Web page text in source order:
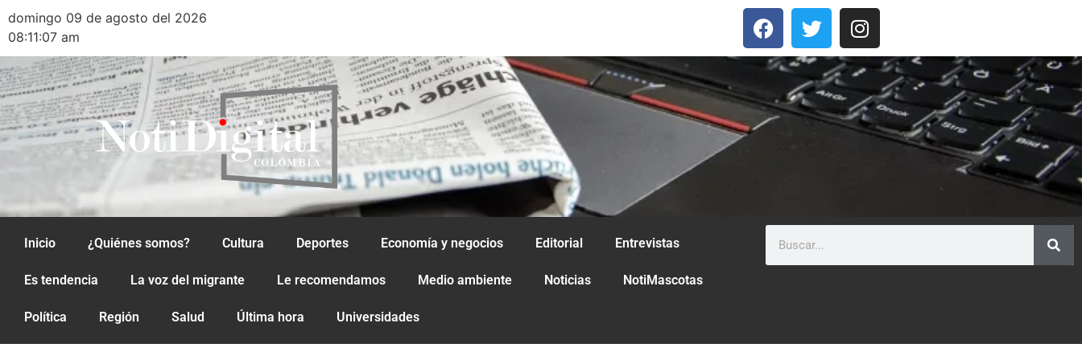
domingo 09 de agosto del 2026
08:11:07 am
Inicio ¿Quiénes somos? Cultura Deportes Economía y negocios Editorial Entrevistas
Es tendencia La voz del migrante Le recomendamos Medio ambiente Noticias NotiMascotas
Política Región Salud Última hora Universidades